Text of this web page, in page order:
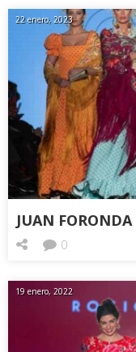
22 enero, 2023
JUAN
0
19 enero, 2022